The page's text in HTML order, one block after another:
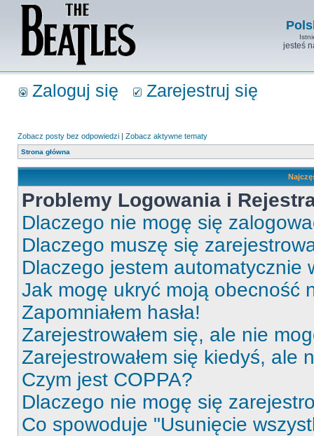
jesteś
Zaloguj się Zarejestruj się
Zobacz posty bez odpowiedzi | Zobacz aktywne tematy
Strona główna
Problemy Logowania i
Dlaczego nie mogę się
Dlaczego muszę się
Dlaczego jestem automatycznie
Jak mogę ukryć moją obecność
Zapomniałem hasła!
Zarejestrowałem się, ale nie
Zarejestrowałem się kiedyś, ale
Czym jest COPPA?
Dlaczego nie mogę się
Co spowoduje "Usunięcie